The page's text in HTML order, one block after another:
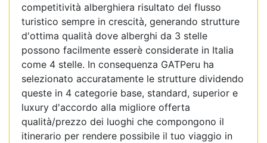
competitività alberghiera risultato del flusso
turistico sempre in crescità, generando strutture
d'ottima qualità dove alberghi da 3 stelle
possono facilmente esserè considerate in Italia
come 4 stelle. In consequenza GATPeru ha
selezionato accuratamente le strutture dividendo
queste in 4 categorie base, standard, superior e
luxury d'accordo alla migliore offerta
qualità/prezzo dei luoghi che compongono il
itinerario per rendere possibile il tuo viaggio in